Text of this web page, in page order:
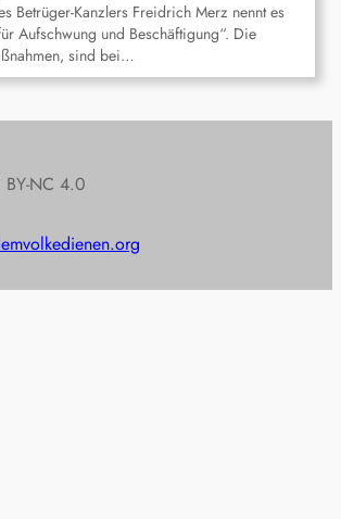
Betrüger-Kanzlers Freidrich Merz nennt es
Aufschwung und Beschäftigung“. Die
sind bei…
BY-NC 4.0